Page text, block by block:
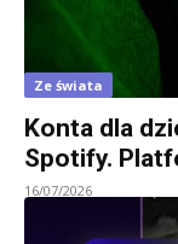
Ze świata
Konta dla
Spotify.
16/07/2026